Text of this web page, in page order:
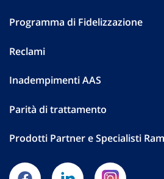
Programma di Fidelizzazione
Reclami
Inadempimenti AAS
Parità di trattamento
Prodotti Partner e Specialisti